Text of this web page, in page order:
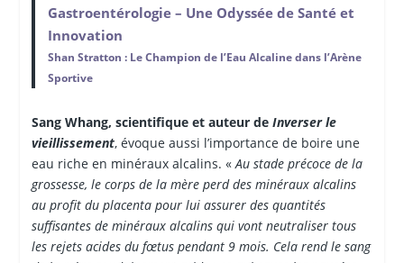
Gastroentérologie – Une Odyssée de Santé et
Innovation
Shan Stratton : Le Champion de l’Eau Alcaline dans l’Arène
Sportive
Sang Whang, scientifique et auteur de Inverser le
vieillissement, évoque aussi l’importance de boire une
eau riche en minéraux alcalins. «Au stade précoce de la
grossesse, le corps de la mère perd des minéraux alcalins
au profit du placenta pour lui assurer des quantités
suffisantes de minéraux alcalins qui vont neutraliser tous
les rejets acides du fœtus pendant 9 mois. Cela rend le sang